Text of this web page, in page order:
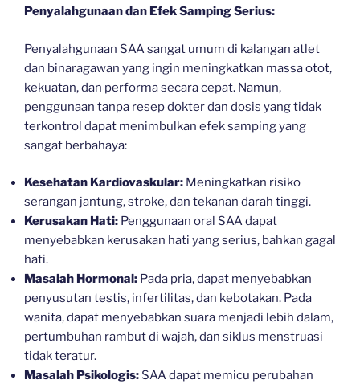
Penyalahgunaan dan Efek Samping Serius:
Penyalahgunaan SAA sangat umum di kalangan atlet
dan binaragawan yang ingin meningkatkan massa otot,
kekuatan, dan performa secara cepat. Namun,
penggunaan tanpa resep dokter dan dosis yang tidak
terkontrol dapat menimbulkan efek samping yang
sangat berbahaya:
Kesehatan Kardiovaskular: Meningkatkan risiko
serangan jantung, stroke, dan tekanan darah tinggi.
Kerusakan Hati: Penggunaan oral SAA dapat
menyebabkan kerusakan hati yang serius, bahkan gagal
hati.
Masalah Hormonal: Pada pria, dapat menyebabkan
penyusutan testis, infertilitas, dan kebotakan. Pada
wanita, dapat menyebabkan suara menjadi lebih dalam,
pertumbuhan rambut di wajah, dan siklus menstruasi
tidak teratur.
Masalah Psikologis: SAA dapat memicu perubahan